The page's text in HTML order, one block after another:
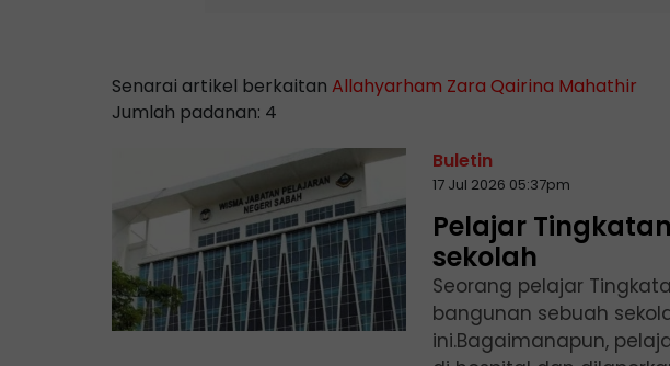
Senarai artikel berkaitan Allahyarham Zara Qairina Mahathir
Jumlah padanan: 4
Buletin
17 Jul 2026 05:37pm
Pelajar
sekolah
Seorang pelajar
bangunan sebuah
ini.Bagaimanapun,